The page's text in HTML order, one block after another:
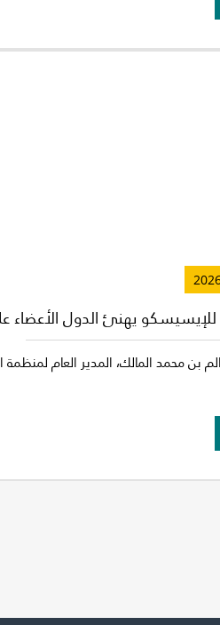
للإيسيسكو يهنئ الدول الأعضاء
بن محمد المالك، المدير العام